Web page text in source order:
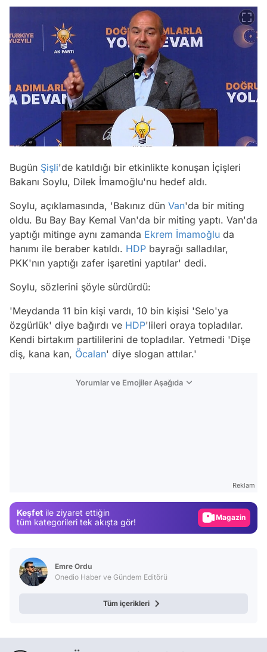
Bugün Şişli'de katıldığı bir etkinlikte konuşan İçişleri
Bakanı Soylu, Dilek İmamoğlu'nu hedef aldı.
Soylu, açıklamasında, 'Bakınız dün Van'da bir miting
oldu. Bu Bay Bay Kemal Van'da bir miting yaptı. Van'da
yaptığı mitinge aynı zamanda Ekrem İmamoğlu da
hanımı ile beraber katıldı. HDP bayrağı salladılar,
PKK'nın yaptığı zafer işaretini yaptılar' dedi.
Soylu, sözlerini şöyle sürdürdü:
'Meydanda 11 bin kişi vardı, 10 bin kişisi 'Selo'ya
özgürlük' diye bağırdı ve HDP'lileri oraya topladılar.
Kendi birtakım partililerini de topladılar. Yetmedi 'Dişe
diş, kana kan, Öcalan' diye slogan attılar.'
Yorumlar ve Emojiler Aşağıda
Reklam
Keşfet ile ziyaret ettiğin
tüm kategorileri tek akışta gör!
Magazin
Emre Ordu
Onedio Haber ve Gündem Editörü
Tüm içerikleri